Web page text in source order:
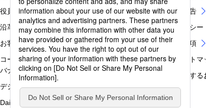
役員紹介
沿革
お客さま第一のグループ業務運営方針
コーポレートガバナンス・内部統制・グループ税務ガ
バナンス
デジタルイノベーション
Daiichi Lifeブランド
電子公告
IRポリシー
免責事項
IRサイトマ
IRに関す